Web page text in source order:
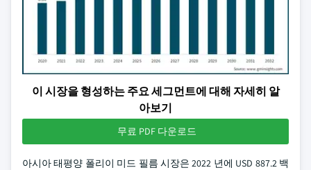
이 시장을 형성하는 주요 세그먼트에 대해 자세히 알
아보기
무료 PDF 다운로드
아시아 태평양 폴리이 미드 필름 시장은 2022 년에 USD 887.2 백